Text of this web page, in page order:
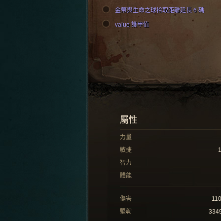
金幣與生命之球拾取距離延長 6 碼
value 護甲值
屬性
力量
敏捷
智力
體能
傷害
堅韌